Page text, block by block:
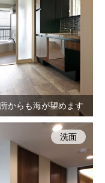
からも海が望めます
洗面